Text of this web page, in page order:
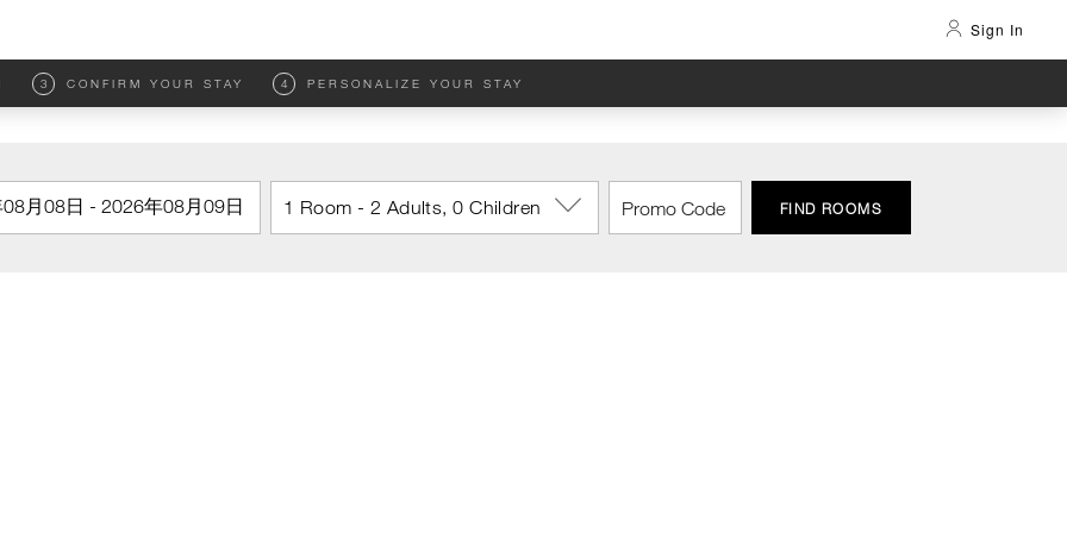
Sign In
3 CONFIRM YOUR STAY 4 PERSONALIZE YOUR STAY
1 Room - 2 Adults, 0 Children FIND ROOMS